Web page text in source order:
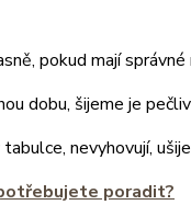
pokud mají
dobu, šijeme je
nevyhovují,
poradit?